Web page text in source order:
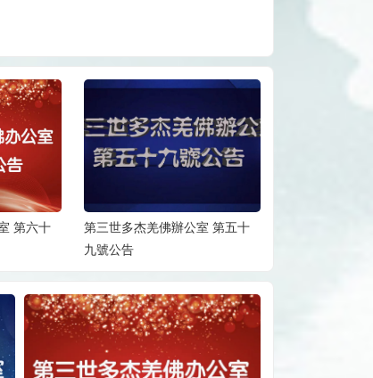
第五十
第三世多杰羌佛辦公室 第五十
八號公告